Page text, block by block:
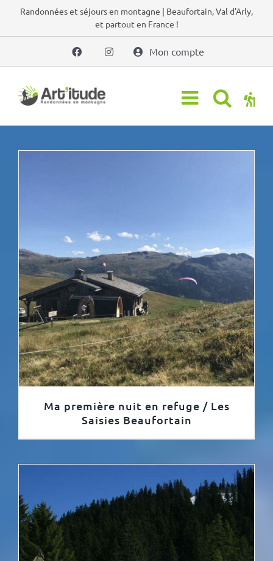
PasserRandonnées et séjours en montagne | Beaufortain, Val d'Arly,
et partout en France !
Mon compte
Ma première nuit en refuge / Les
Saisies Beaufortain